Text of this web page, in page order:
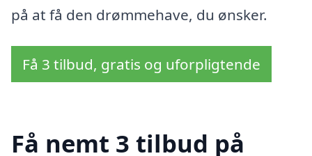
på at få den drømmehave, du ønsker.
Få 3 tilbud, gratis og uforpligtende
Få nemt 3 tilbud på